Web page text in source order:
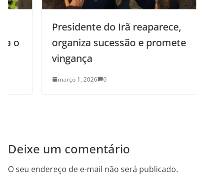
Presidente do Irã reaparece,
organiza sucessão e promete
vingança
março 1, 2026 0
Deixe um comentário
O seu endereço de e-mail não será publicado.